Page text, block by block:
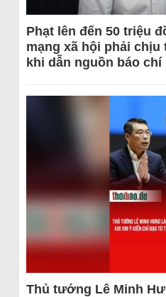
Phạt lên đến 50 triệu
mạng xã hội phải chịu
khi dẫn nguồn báo chí
Thủ tướng Lê Minh